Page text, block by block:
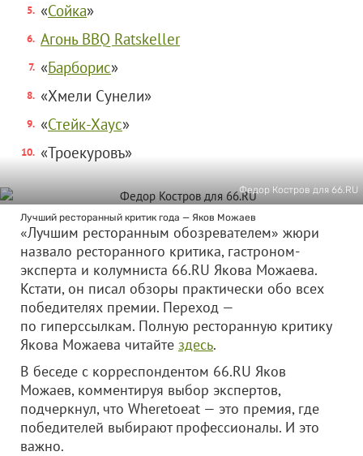
«Сойка»
Агонь BBQ Ratskeller
«Барборис»
«Хмели Сунели»
«Стейк-Хаус»
«Троекуровъ»
Федор Костров для 66.RU
Лучший ресторанный критик года — Яков Можаев
«Лучшим ресторанным обозревателем» жюри
назвало ресторанного критика, гастроном-
эксперта и колумниста 66.RU Якова Можаева.
Кстати, он писал обзоры практически обо всех
победителях премии. Переход —
по гиперссылкам. Полную ресторанную критику
Якова Можаева читайте здесь.
В беседе с корреспондентом 66.RU Яков
Можаев, комментируя выбор экспертов,
подчеркнул, что Wheretoeat — это премия, где
победителей выбирают профессионалы. И это
важно.